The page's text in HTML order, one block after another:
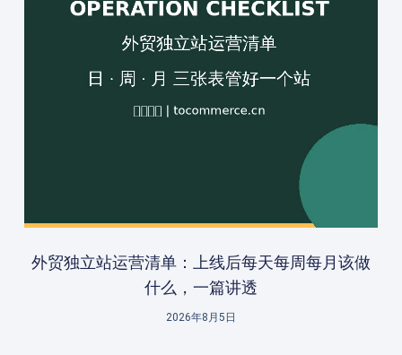
外贸独立站运营清单：上线后每天每周每月该做
什么，一篇讲透
2026年8月5日